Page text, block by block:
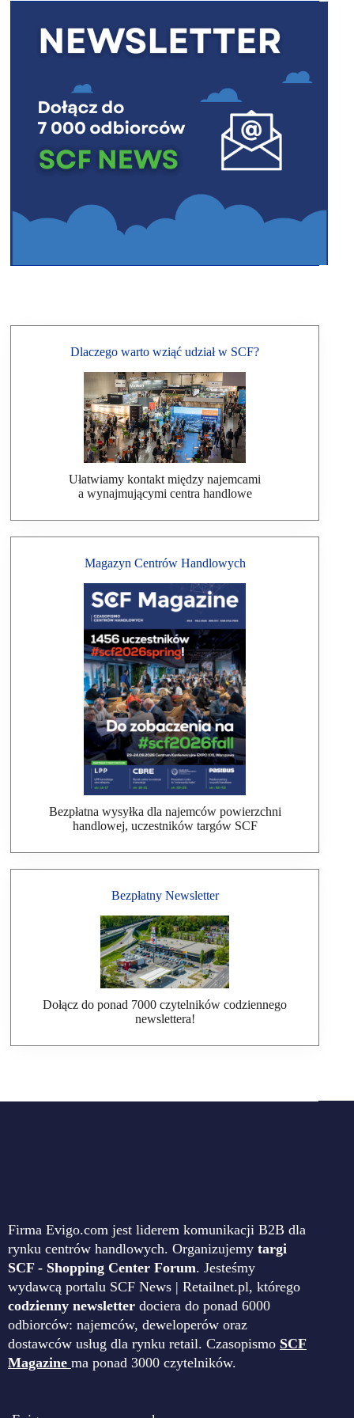
Dlaczego warto wziąć udział w SCF?
Ułatwiamy kontakt między najemcami
a wynajmującymi centra handlowe
Magazyn Centrów Handlowych
Bezpłatna wysyłka dla najemców powierzchni
handlowej, uczestników targów SCF
Bezpłatny Newsletter
Dołącz do ponad 7000 czytelników codziennego
newslettera!
Firma Evigo.com jest liderem komunikacji B2B dla
rynku centrów handlowych. Organizujemy targi
SCF - Shopping Center Forum. Jesteśmy
wydawcą portalu SCF News | Retailnet.pl, którego
codzienny newsletter dociera do ponad 6000
odbiorców: najemców, deweloperów oraz
dostawców usług dla rynku retail. Czasopismo SCF
Magazine ma ponad 3000 czytelników.